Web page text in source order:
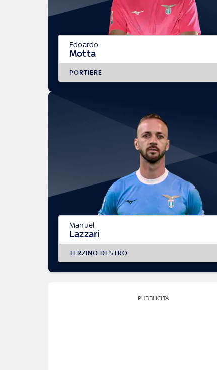
Edoardo
Motta
PORTIERE
Manuel
Lazzari
TERZINO DESTRO
PUBBLICITÀ